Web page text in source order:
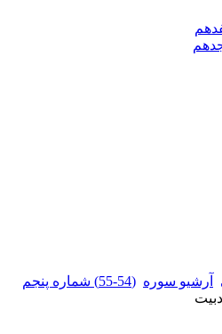
آرشیو سوره (54-55) شماره پنجم